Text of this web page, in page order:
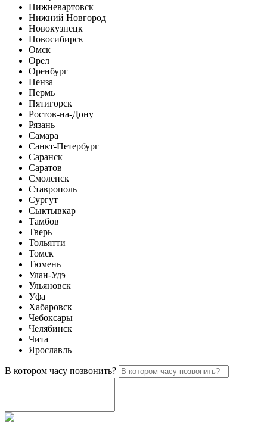
Нижневартовск
Нижний Новгород
Новокузнецк
Новосибирск
Омск
Орел
Оренбург
Пенза
Пермь
Пятигорск
Ростов-на-Дону
Рязань
Самара
Санкт-Петербург
Саранск
Саратов
Смоленск
Ставрополь
Сургут
Сыктывкар
Тамбов
Тверь
Тольятти
Томск
Тюмень
Улан-Удэ
Ульяновск
Уфа
Хабаровск
Чебоксары
Челябинск
Чита
Ярославль
В котором часу позвонить?